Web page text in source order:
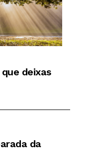
deixas
da